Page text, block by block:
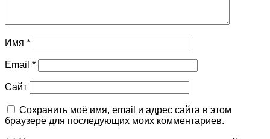
Имя *
Email *
Сайт
Сохранить моё имя, email и адрес сайта в этом
браузере для последующих моих комментариев.